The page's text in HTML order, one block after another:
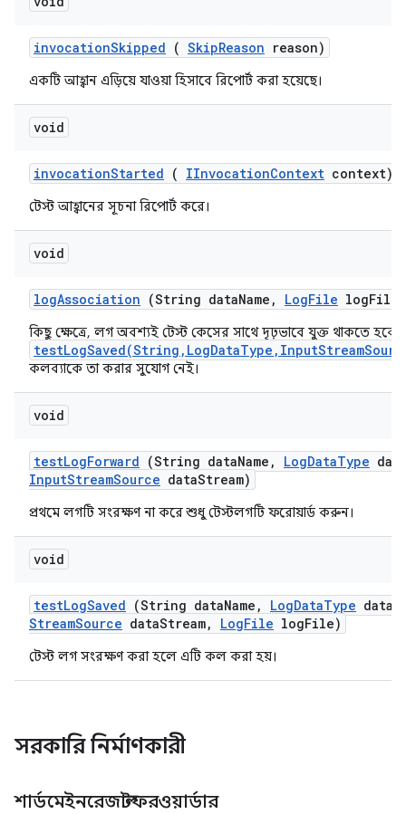
invocationSkipped ( SkipReason reason)
একটি আহ্বান এড়িয়ে যাওয়া হিসাবে রিপোর্ট করা হয়েছে।
void
invocationStarted ( IInvocationContext context)
টেস্ট আহ্বানের সূচনা রিপোর্ট করে।
void
logAssociation (String dataName , LogFile logFile)
কিছু ক্ষেত্রে, লগ অবশ্যই টেস্ট কেসের সাথে দৃঢ়ভাবে যুক্ত থাকতে হবে,
কলব্যাকে তা করার সুযোগ নেই।
void
testLogForward (String dataName , LogDataType data
InputStreamSource dataStream)
প্রথমে লগটি সংরক্ষণ না করে শুধু টেস্টলগটি ফরোয়ার্ড করুন।
void
testLogSaved (String dataName , LogDataType data
StreamSource dataStream, LogFile logFile)
টেস্ট লগ সংরক্ষণ করা হলে এটি কল করা হয়।
সরকারি নির্মাণকারী
শার্ডমেইনরেজাল্টফরওয়ার্ডার